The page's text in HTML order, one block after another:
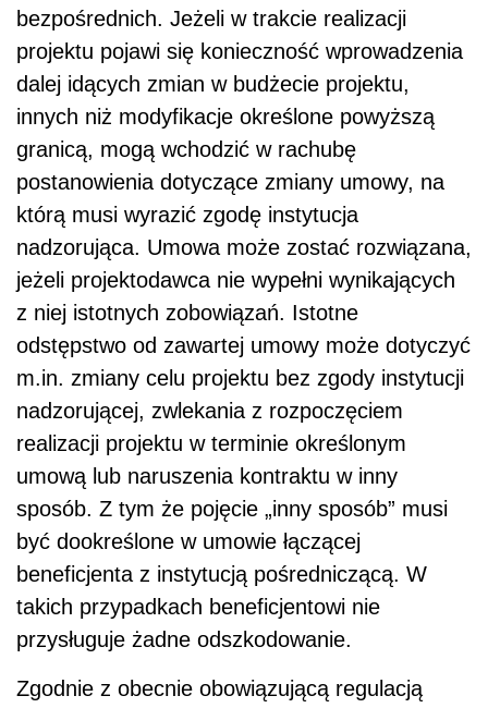
bezpośrednich. Jeżeli w trakcie realizacji
projektu pojawi się konieczność wprowadzenia
dalej idących zmian w budżecie projektu,
innych niż modyfikacje określone powyższą
granicą, mogą wchodzić w rachubę
postanowienia dotyczące zmiany umowy, na
którą musi wyrazić zgodę instytucja
nadzorująca. Umowa może zostać rozwiązana,
jeżeli projektodawca nie wypełni wynikających
z niej istotnych zobowiązań. Istotne
odstępstwo od zawartej umowy może dotyczyć
m.in. zmiany celu projektu bez zgody instytucji
nadzorującej, zwlekania z rozpoczęciem
realizacji projektu w terminie określonym
umową lub naruszenia kontraktu w inny
sposób. Z tym że pojęcie „inny sposób” musi
być dookreślone w umowie łączącej
beneficjenta z instytucją pośredniczącą. W
takich przypadkach beneficjentowi nie
przysługuje żadne odszkodowanie.
Zgodnie z obecnie obowiązującą regulacją